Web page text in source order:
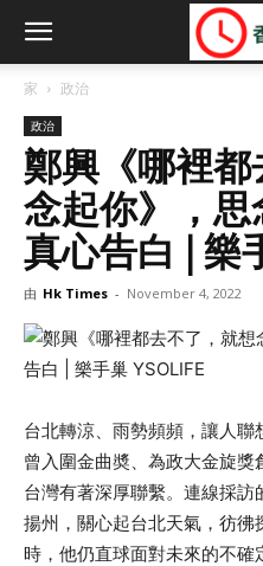
家 政治
政治
鄭興《哪裡
念起你》，
真心告白 | 樂
由 Hk Times - November 4, 2022
台北轉涼、雨勢頻頻，讓人聯
曾入圍金曲奬、為政大金旋
台灣有著深厚聯繫。連線採
揚州，關心起台北天氣，彷
時，他仍直球面對未來的不